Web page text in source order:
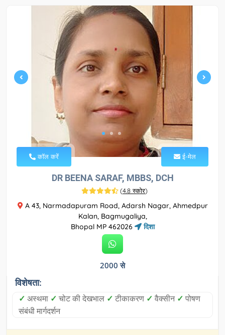
कॉल करें ई-मेल
DR BEENA SARAF, MBBS, DCH
(4.8 स्कोर)
A 43, Narmadapuram Road, Adarsh Nagar, Ahmedpur
Kalan, Bagmugaliya,
Bhopal MP 462026
दिशा
2000 से
विशेषता:
✓ अस्थमा ✓ चोट की देखभाल ✓ टीकाकरण ✓ वैक्सीन ✓ पोषण
संबंधी मार्गदर्शन